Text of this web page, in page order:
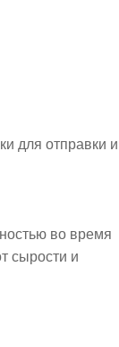
для отправки и
во время
сырости и